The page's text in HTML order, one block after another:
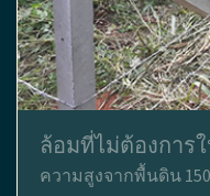
ล้อมที่ไม่ต้องการ
ความสูงจากพื้นดิน